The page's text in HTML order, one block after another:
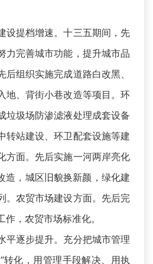
设提档增速。十三五期间，先
力完善城市功能，提升城市品
组织实施完成道路白改黑、
地、背街小巷改造等项目。环
垃圾场防渗滤液处理成套设备
转站建设、环卫配套设施等建
方面。先后实施一河两岸亮化
造，城区旧貌换新颜，绿化建
。农贸市场建设方面。先后完
，农贸市场标准化。
平逐步提升。充分把城市管理
转化，用管理手段解决、用执